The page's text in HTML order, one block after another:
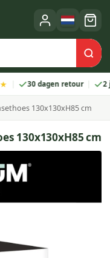
30 dagen retour 2
130x130xH85 cm
130x130xH85 cm